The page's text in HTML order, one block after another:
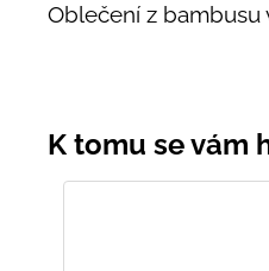
Oblečení z bambusu